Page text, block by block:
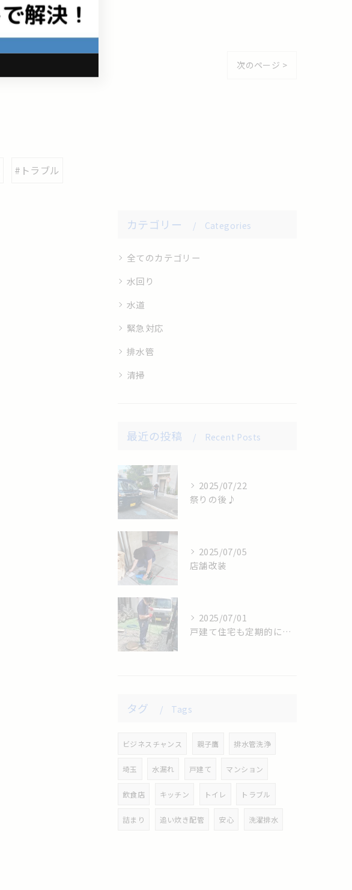
次のページ >
#トラブル
カテゴリー Categories
全てのカテゴリー
水回り
水道
緊急対応
排水管
清掃
最近の投稿 Recent Posts
2025/07/22
祭りの後♪
2025/07/05
店舗改装
2025/07/01
戸建て住宅も定期的に排水管清掃をしましょう。
タグ Tags
ビジネスチャンス 親子鷹 排水管洗浄
埼玉 水漏れ 戸建て マンション
飲食店 キッチン トイレ トラブル
詰まり 追い炊き配管 安心 洗濯排水